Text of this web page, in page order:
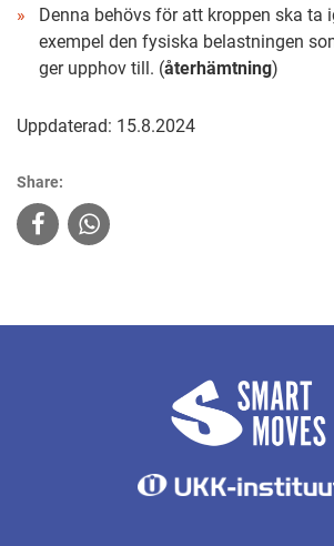
Denna behövs för att kroppen ska ta
exempel den fysiska belastningen
ger upphov till. (återhämtning)
Uppdaterad: 15.8.2024
Share: